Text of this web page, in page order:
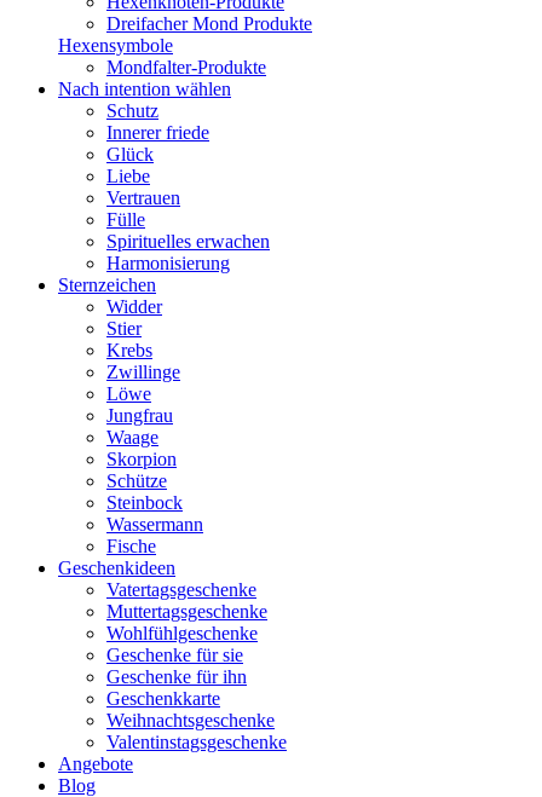
Dreifacher Mond Produkte
Hexensymbole
Mondfalter-Produkte
Nach intention wählen
Schutz
Innerer friede
Glück
Liebe
Vertrauen
Fülle
Spirituelles erwachen
Harmonisierung
Sternzeichen
Widder
Stier
Krebs
Zwillinge
Löwe
Jungfrau
Waage
Skorpion
Schütze
Steinbock
Wassermann
Fische
Geschenkideen
Vatertagsgeschenke
Muttertagsgeschenke
Wohlfühlgeschenke
Geschenke für sie
Geschenke für ihn
Geschenkkarte
Weihnachtsgeschenke
Valentinstagsgeschenke
Angebote
Blog